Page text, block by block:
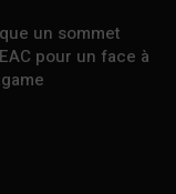
un sommet
pour un face à